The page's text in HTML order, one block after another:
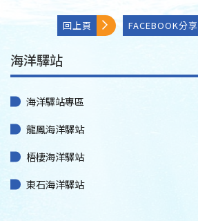
回上頁 FACEBOOK分享
海洋驛站
海洋驛站專區
龍鳳海洋驛站
梧棲海洋驛站
東石海洋驛站